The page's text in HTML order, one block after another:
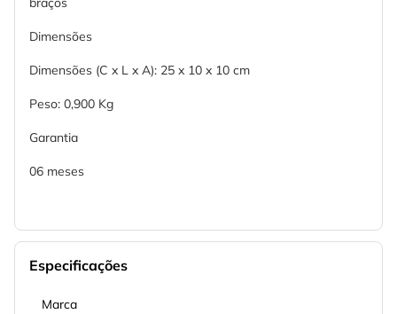
Dimensões
Dimensões (C x L x A): 25 x 10 x 10 cm
Peso: 0,900 Kg
Garantia
06 meses
Especificações
Marca